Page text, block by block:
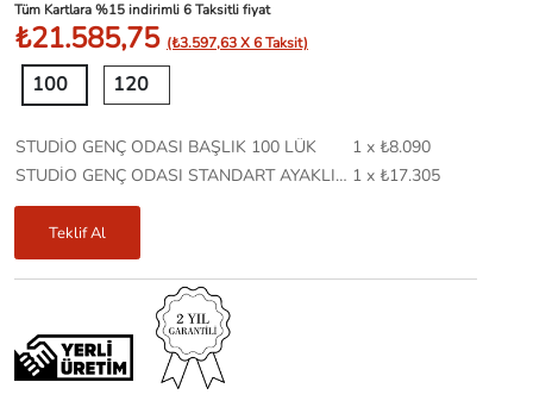
Tüm Kartlara %15 indirimli 6 Taksitli fiyat
₺21.585,75 (₺3.597,63 X 6 Taksit)
100 120
STUDİO GENÇ ODASI BAŞLIK 100 LÜK
1 x ₺8.090
STUDİO GENÇ ODASI STANDART AYAKLI SOFİA BAZA 100X200 1 x ₺17.305
Teklif Al